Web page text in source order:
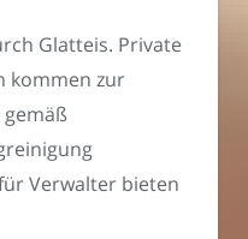
Glatteis. Private
kommen zur
Verwalter bieten